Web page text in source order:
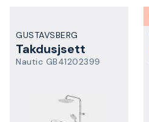
GUSTAVSBERG
Takdusjsett
Nautic GB41202399